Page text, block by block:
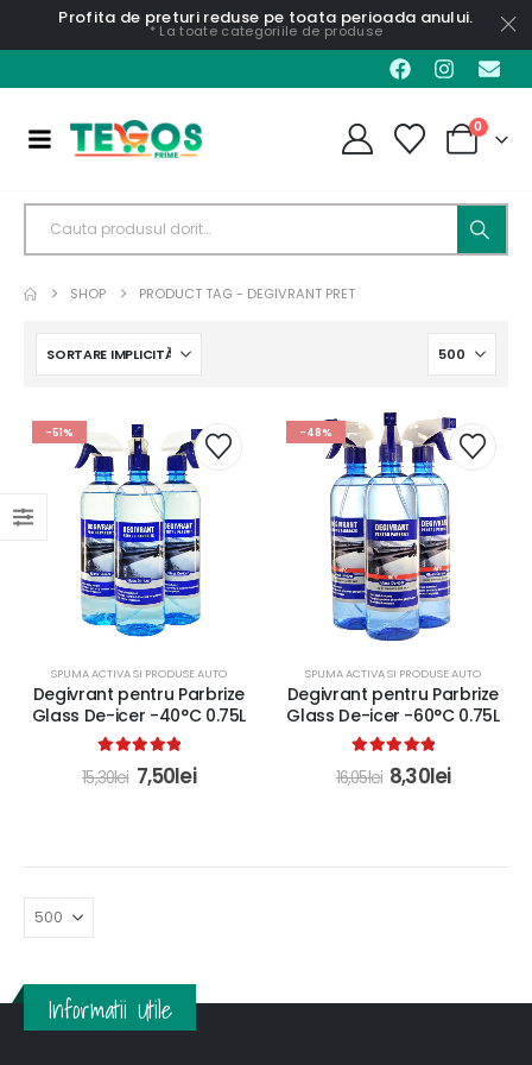
Profita de preturi reduse pe toata perioada anului.
* La toate categoriile de produse
0
SHOP PRODUCT TAG - DEGIVRANT PRET
-51%
SPUMA ACTIVA SI PRODUSE AUTO
Degivrant pentru Parbrize
Glass De-icer -40°C 0.75L
out of 5
15,30lei 7,50lei
-48%
SPUMA ACTIVA SI PRODUSE AUTO
Degivrant pentru Parbrize
Glass De-icer -60°C 0.75L
out of 5
16,05lei 8,30lei
Informatii Utile